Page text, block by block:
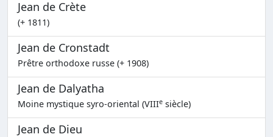
Jean de Crète
(+ 1811)
Jean de Cronstadt
Prêtre orthodoxe russe (+ 1908)
Jean de Dalyatha
Moine mystique syro-oriental (VIIIe siècle)
Jean de Dieu